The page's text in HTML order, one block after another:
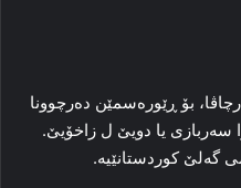
بۆ ڕێورەسمێن دەرچوونا
سه‌ربازی یا دویێ ل زاخۆیێ.
گەلێ کوردستانێيه‌.